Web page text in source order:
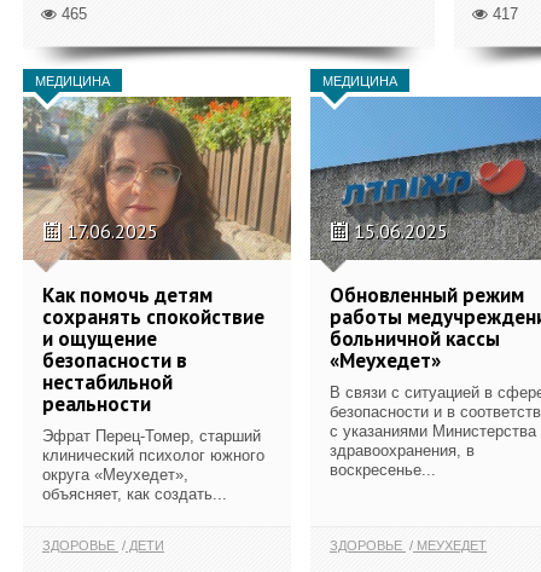
465 417
МЕДИЦИНА
17.06.2025
Как помочь детям
сохранять спокойствие
и ощущение
безопасности в
нестабильной
реальности
Эфрат Перец-Томер, старший
клинический психолог южного
округа «Меухедет»,
объясняет, как создать...
ЗДОРОВЬЕ ДЕТИ
МЕДИЦИНА
15.06.2025
Обновленный режим
работы
больничной кассы
«Меухедет»
В связи с ситуацией в
безопасности и в
с указаниями Министерства
здравоохранения, в
воскресенье...
ЗДОРОВЬЕ МЕУХЕДЕТ